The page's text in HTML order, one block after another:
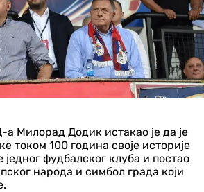
Милорад Додик истакао је да је
током 100 година своје историје
фудбалског клуба и постао
народа и симбол града који